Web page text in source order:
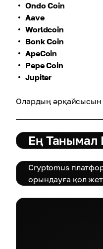
Ondo Coin
Aave
Worldcoin
Bonk Coin
ApeCoin
Pepe Coin
Jupiter
Олардың
Ең Танымал
Cryptomus
орындауға қол